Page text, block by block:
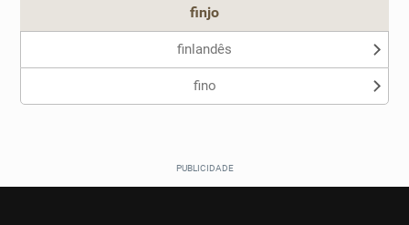
finjo
finlandês
fino